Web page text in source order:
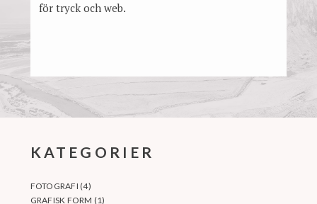
för tryck och web.
KATEGORIER
FOTOGRAFI (4)
GRAFISK FORM (1)